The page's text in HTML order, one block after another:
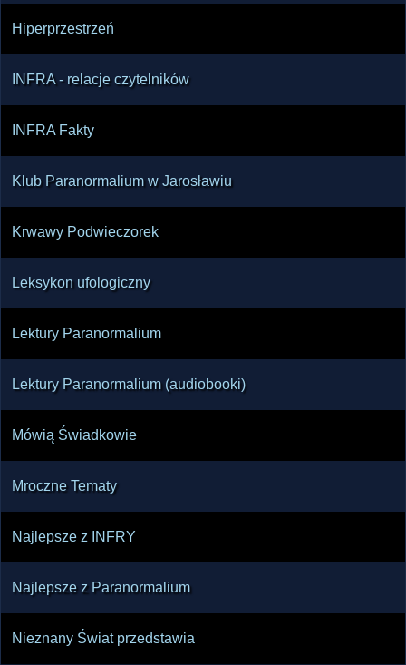
Hiperprzestrzeń
INFRA - relacje czytelników
INFRA Fakty
Klub Paranormalium w Jarosławiu
Krwawy Podwieczorek
Leksykon ufologiczny
Lektury Paranormalium
Lektury Paranormalium (audiobooki)
Mówią Świadkowie
Mroczne Tematy
Najlepsze z INFRY
Najlepsze z Paranormalium
Nieznany Świat przedstawia